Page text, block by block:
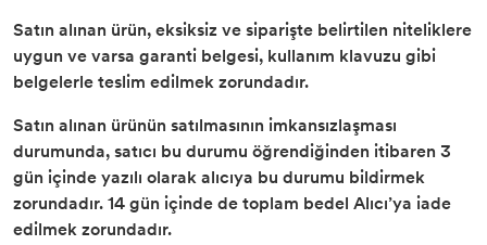
Satın alınan ürün, eksiksiz ve siparişte belirtilen niteliklere
uygun ve varsa garanti belgesi, kullanım klavuzu gibi
belgelerle teslim edilmek zorundadır.
Satın alınan ürünün satılmasının imkansızlaşması
durumunda, satıcı bu durumu öğrendiğinden itibaren 3
gün içinde yazılı olarak alıcıya bu durumu bildirmek
zorundadır. 14 gün içinde de toplam bedel Alıcı’ya iade
edilmek zorundadır.